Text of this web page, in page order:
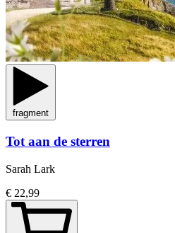
fragment
Tot aan de sterren
Sarah Lark
€ 22,99